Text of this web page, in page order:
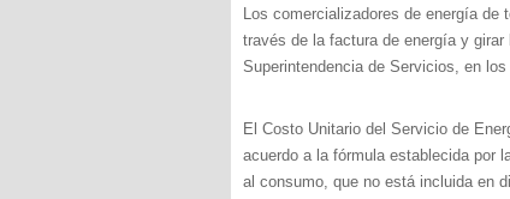
Los comercializadores de energía
través de la factura de energía y
Superintendencia de Servicios, en
El Costo Unitario del Servicio de
acuerdo a la fórmula establecida por
al consumo, que no está incluida en